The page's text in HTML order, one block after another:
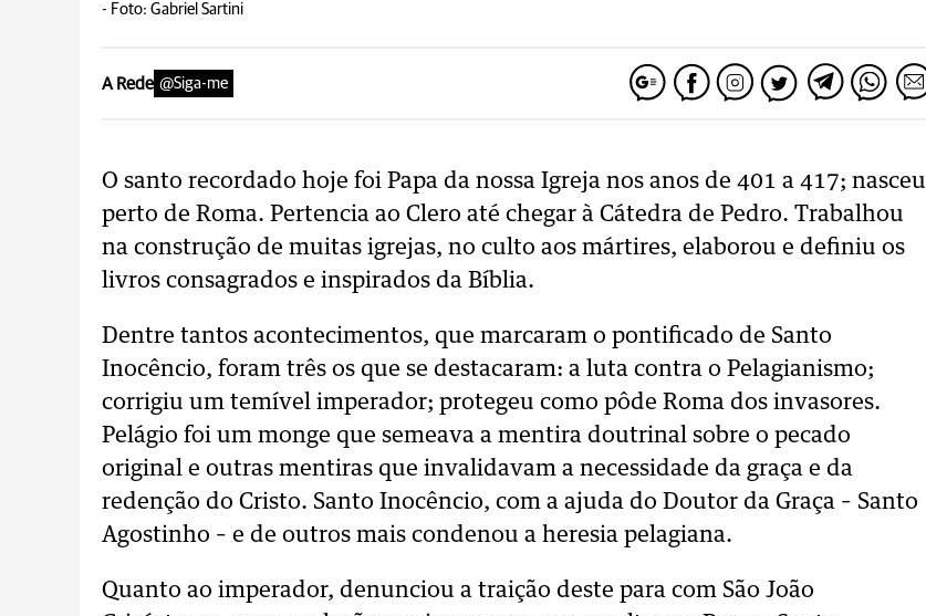
- Foto: Gabriel Sartini
A Rede @Siga-me
O santo recordado hoje foi Papa da nossa Igreja nos anos de 401 a 417; nasceu
perto de Roma. Pertencia ao Clero até chegar à Cátedra de Pedro. Trabalhou
na construção de muitas igrejas, no culto aos mártires, elaborou e definiu os
livros consagrados e inspirados da Bíblia.
Dentre tantos acontecimentos, que marcaram o pontificado de Santo
Inocêncio, foram três os que se destacaram: a luta contra o Pelagianismo;
corrigiu um temível imperador; protegeu como pôde Roma dos invasores.
Pelágio foi um monge que semeava a mentira doutrinal sobre o pecado
original e outras mentiras que invalidavam a necessidade da graça e da
redenção do Cristo. Santo Inocêncio, com a ajuda do Doutor da Graça – Santo
Agostinho – e de outros mais condenou a heresia pelagiana.
Quanto ao imperador, denunciou a traição deste para com São João